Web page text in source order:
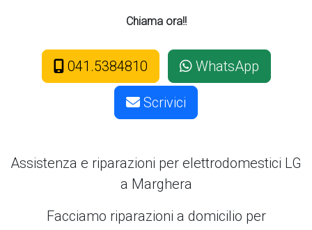
Chiama ora!!
041.5384810 WhatsApp
Scrivici
Assistenza e riparazioni per elettrodomestici LG
a Marghera
Facciamo riparazioni a domicilio per